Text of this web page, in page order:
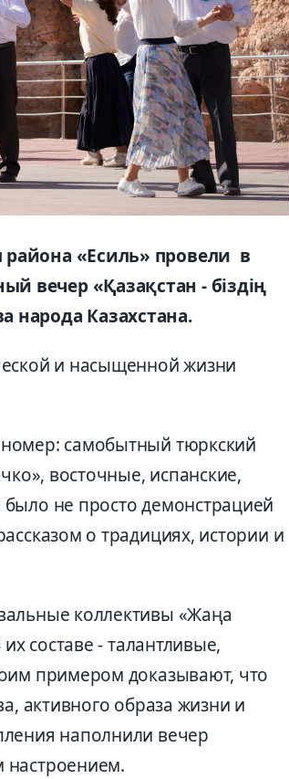
района «Есиль» провели в
вечер «Қазақстан - біздің
народа Казахстана.
и насыщенной жизни
самобытный тюркский
восточные, испанские,
не просто демонстрацией
о традициях, истории и
коллективы «Жаңа
составе - талантливые,
примером доказывают, что
активного образа жизни и
наполнили вечер